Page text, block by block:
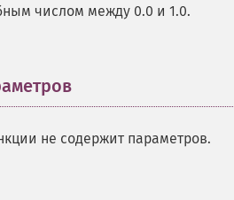
числом между 0.0 и 1.0.
не содержит параметров.